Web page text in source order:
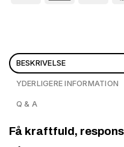
BESKRIVELSE
YDERLIGERE INFORMATION
Q & A
Få kraftfuld,